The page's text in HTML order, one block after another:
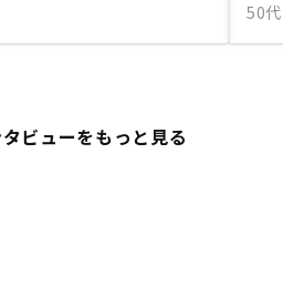
50
ビューをもっと見る